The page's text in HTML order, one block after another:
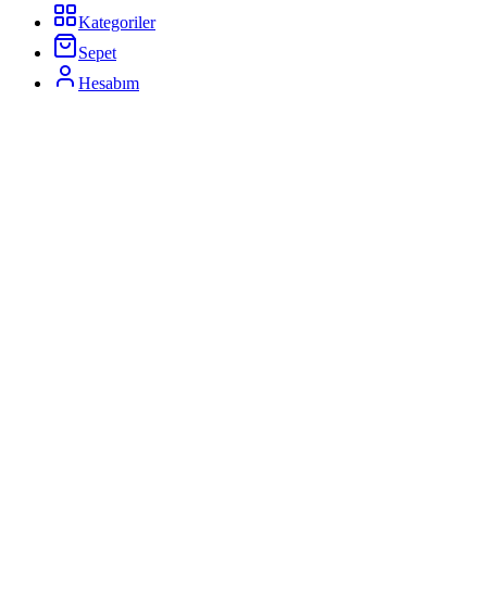
Kategoriler
Sepet
Hesabım